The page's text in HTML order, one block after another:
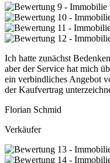
Ich hatte zunächst
aber der Service hat mich
ein verbindliches Angebot
der Kaufvertrag
Florian Schmid
Verkäufer